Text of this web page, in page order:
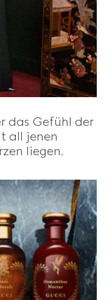
das Gefühl der
all jenen
liegen.